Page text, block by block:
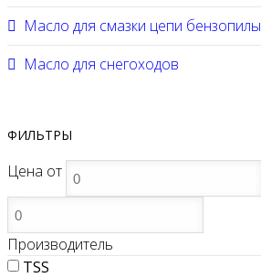
Масло для смазки цепи бензопилы
Масло для снегоходов
ФИЛЬТРЫ
Цена от
Производитель
TSS